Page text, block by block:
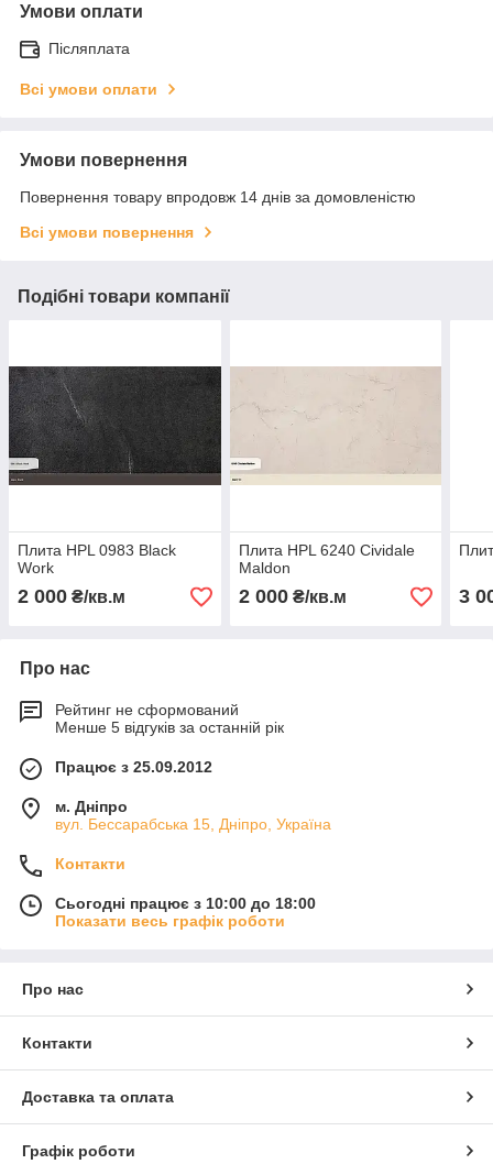
Умови оплати
Післяплата
Всі умови оплати
Умови повернення
Повернення товару впродовж 14 днів за домовленістю
Всі умови повернення
Подібні товари компанії
Плита HPL 0983 Black
Work
2 000 ₴/кв.м
Плита HPL 6240 Cividale
Maldon
2 000₴/кв.м 3
Про нас
Рейтинг не сформований
Менше 5 відгуків за останній рік
Працює з 25.09.2012
м. Дніпро
вул. Бессарабська 15, Дніпро, Україна
Контакти
Сьогодні працює з 10:00 до 18:00
Показати весь графік роботи
Про нас
Контакти
Доставка та оплата
Графік роботи